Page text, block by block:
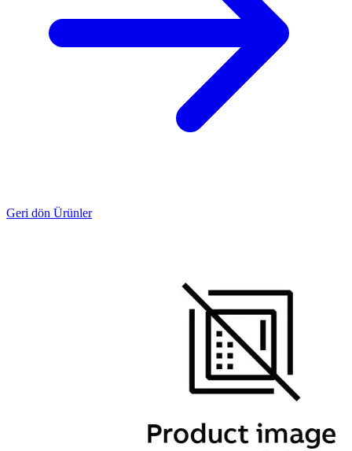
Geri dön Ürünler